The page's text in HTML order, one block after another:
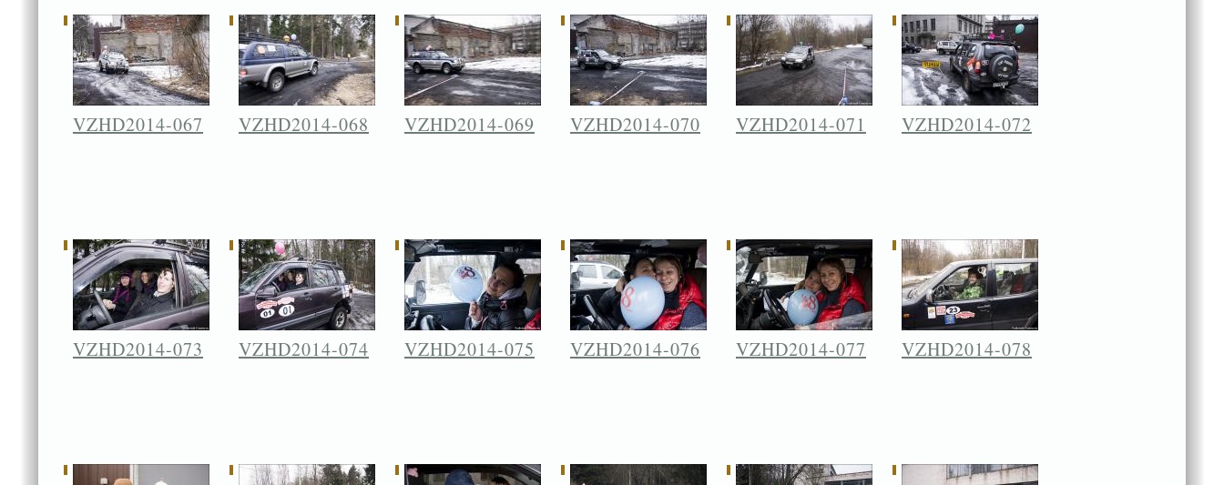
VZHD2014-067 VZHD2014-068 VZHD2014-069 VZHD2014-070 VZHD2014-071 VZHD2014-072
VZHD2014-073 VZHD2014-074 VZHD2014-075 VZHD2014-076 VZHD2014-077 VZHD2014-078